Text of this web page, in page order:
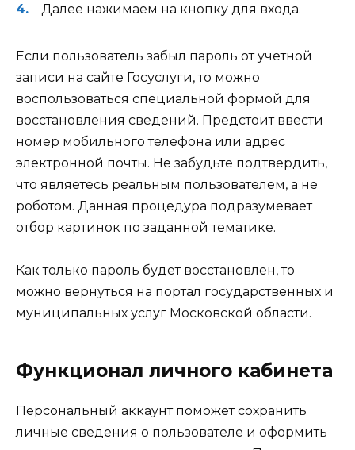
Далее нажимаем на кнопку для входа.
Если пользователь забыл пароль от учетной
записи на сайте Госуслуги, то можно
воспользоваться специальной формой для
восстановления сведений. Предстоит ввести
номер мобильного телефона или адрес
электронной почты. Не забудьте подтвердить,
что являетесь реальным пользователем, а не
роботом. Данная процедура подразумевает
отбор картинок по заданной тематике.
Как только пароль будет восстановлен, то
можно вернуться на портал государственных и
муниципальных услуг Московской области.
Функционал личного кабинета
Персональный аккаунт поможет сохранить
личные сведения о пользователе и оформить